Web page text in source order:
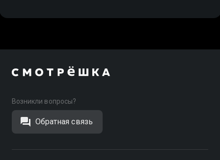
Возникли вопросы?
Обратная связь